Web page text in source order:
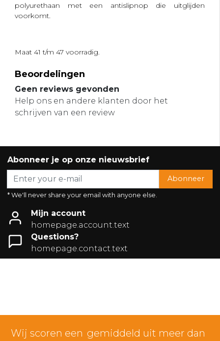
polyurethaan met een antislipnop die uitglijden
voorkomt.
Maat 41 t/m 47 voorradig.
Beoordelingen
Geen reviews gevonden
Help ons en andere klanten door het
schrijven van een review
Abonneer je op onze nieuwsbrief
Abonneer
* We'll never share your email with anyone else.
Mijn account
homepage.account.text
Questions?
homepage.contact.text
Wij scoren een gemiddeld uit meer dan